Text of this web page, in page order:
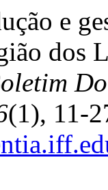
e
dos
(1), 11-